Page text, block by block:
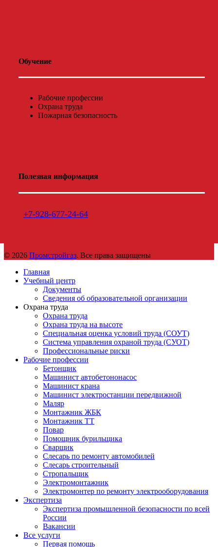
Обучение
Рабочие профессии
Охрана труда
Пожарная безопасность
Полезная информация
+7-928-677-24-64
© 2026 Промстройгаз. Все права защищены
Главная
Учебный центр
Документы
Сведения об образовательной организации
Охрана труда
Охрана труда
Охрана труда на высоте
Специальная оценка условий труда (СОУТ)
Система управления охраной труда (СУОТ)
Профессиональные риски
Рабочие профессии
Бетонщик
Машинист автобетононасос
Машинист крана
Машинист электростанции передвижной
Маляр
Монтажник ЖБК
Монтажник ТТ
Повар
Помощник бурильщика
Сварщик
Слесарь по ремонту автомобилей
Слесарь строительный
Стропальщик
Электромонтажник
Электромонтер по ремонту электрооборудования
Экспертиза
Экспертиза промышленной безопасности по всей
России
Вакансии
Все услуги
Первая помощь